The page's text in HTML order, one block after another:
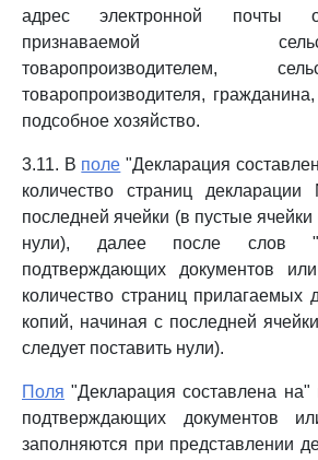
адрес электронной почты
признаваемой
товаропроизводителем,
товаропроизводителя,
подсобное хозяйство.
3.11. В поле "Декларация
количество страниц
последней ячейки (в пустые ячейки
нули), далее после слов
подтверждающих документов
количество страниц прилагаемых
копий, начиная с последней
следует поставить нули).
Поля "Декларация составлена
подтверждающих документов
заполняются при представлении